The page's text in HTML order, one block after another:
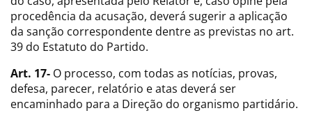
procedência da acusação, deverá sugerir a aplicação
da sanção correspondente dentre as previstas no art.
39 do Estatuto do Partido.
Art. 17- O processo, com todas as notícias, provas,
defesa, parecer, relatório e atas deverá ser
encaminhado para a Direção do organismo partidário.